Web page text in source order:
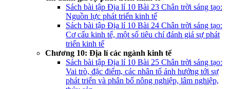
Sách bài tập Địa lí 10 Bài 23 Chân trời sáng tạo:
Nguồn lực phát triển kinh tế
Sách bài tập Địa lí 10 Bài 24 Chân trời sáng tạo:
Cơ cấu kinh tế, một số tiêu chí đánh giá sự phát
triển kinh tế
Chương 10: Địa lí các ngành kinh tế
Sách bài tập Địa lí 10 Bài 25 Chân trời sáng tạo:
Vai trò, đặc điểm, các nhân tố ảnh hưởng tới sự
phát triển và phân bố nông nghiệp, lâm nghiệp,